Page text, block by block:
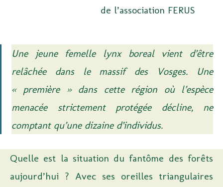
de l’association FERUS
Une jeune femelle lynx boreal vient d’être
relâchée dans le massif des Vosges. Une
« première » dans cette région où l’espèce
menacée strictement protégée décline, ne
comptant qu’une dizaine d’individus.
Quelle est la situation du fantôme des forêts
aujourd’hui ? Avec ses oreilles triangulaires